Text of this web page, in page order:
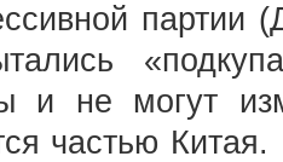
и не могут
частью